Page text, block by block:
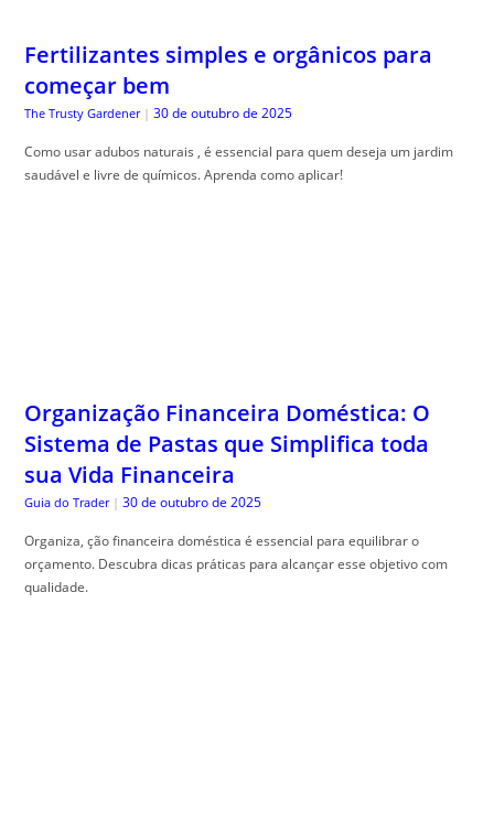
Fertilizantes simples e orgânicos para
começar bem
The Trusty Gardener | 30 de outubro de 2025
Como usar adubos naturais , é essencial para quem deseja um jardim
saudável e livre de químicos. Aprenda como aplicar!
Organização Financeira Doméstica: O
Sistema de Pastas que Simplifica toda
sua Vida Financeira
Guia do Trader | 30 de outubro de 2025
Organiza, ção financeira doméstica é essencial para equilibrar o
orçamento. Descubra dicas práticas para alcançar esse objetivo com
qualidade.